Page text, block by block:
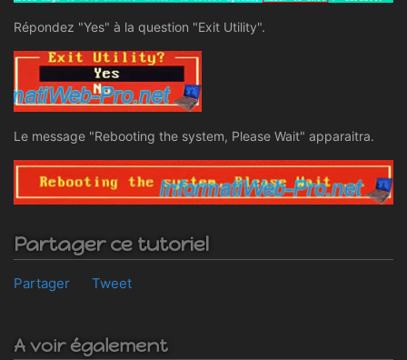
Répondez "Yes" à la question "Exit Utility".
Le message "Rebooting the system, Please Wait" apparaitra.
Partager ce tutoriel
Partager Tweet
A voir également